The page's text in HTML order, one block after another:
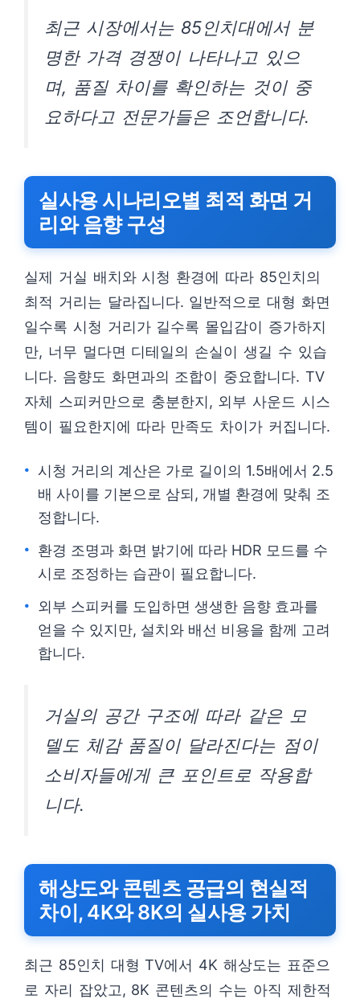
최근 시장에서는 85인치대에서 분
명한 가격 경쟁이 나타나고 있으
며, 품질 차이를 확인하는 것이 중
요하다고 전문가들은 조언합니다.
실사용 시나리오별 최적 화면 거
리와 음향 구성
실제 거실 배치와 시청 환경에 따라 85인치의
최적 거리는 달라집니다. 일반적으로 대형 화면
일수록 시청 거리가 길수록 몰입감이 증가하지
만, 너무 멀다면 디테일의 손실이 생길 수 있습
니다. 음향도 화면과의 조합이 중요합니다. TV
자체 스피커만으로 충분한지, 외부 사운드 시스
템이 필요한지에 따라 만족도 차이가 커집니다.
시청 거리의 계산은 가로 길이의 1.5배에서 2.5
배 사이를 기본으로 삼되, 개별 환경에 맞춰 조
정합니다.
환경 조명과 화면 밝기에 따라 HDR 모드를 수
시로 조정하는 습관이 필요합니다.
외부 스피커를 도입하면 생생한 음향 효과를
얻을 수 있지만, 설치와 배선 비용을 함께 고려
합니다.
거실의 공간 구조에 따라 같은 모
델도 체감 품질이 달라진다는 점이
소비자들에게 큰 포인트로 작용합
니다.
해상도와 콘텐츠 공급의 현실적
차이, 4K와 8K의 실사용 가치
최근 85인치 대형 TV에서 4K 해상도는 표준으
로 자리 잡았고, 8K 콘텐츠의 수는 아직 제한적